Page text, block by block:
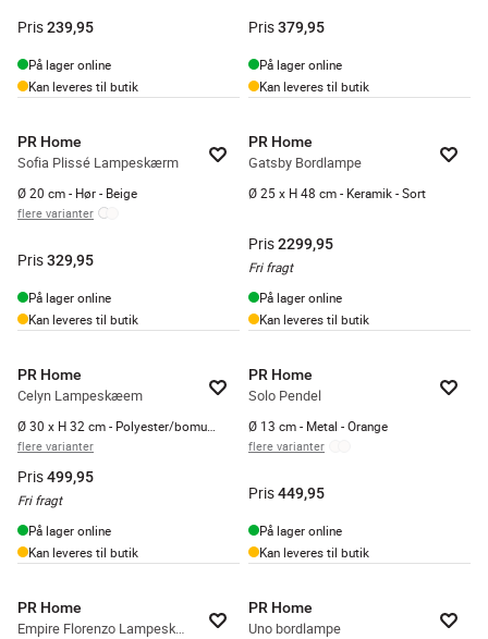
Pris239,95
På lager online
Kan leveres til butik
Pris379,95
På lager online
Kan leveres til butik
PR Home
Sofia Plissé Lampeskærm
Ø 20 cm - Hør - Beige
flere varianter
Pris329,95
På lager online
Kan leveres til butik
PR Home
Gatsby Bordlampe
Ø 25 x H 48 cm - Keramik - Sort
Pris2299,95
Fri fragt
På lager online
Kan leveres til butik
PR Home
Celyn Lampeskæem
flere varianter
Pris499,95
Fri fragt
På lager online
Kan leveres til butik
PR Home
Solo Pendel
Ø 13 cm - Metal - Orange
flere varianter
Pris449,95
På lager online
Kan leveres til butik
PR Home
Empire Florenzo Lampeskærm
PR Home
Uno bordlampe